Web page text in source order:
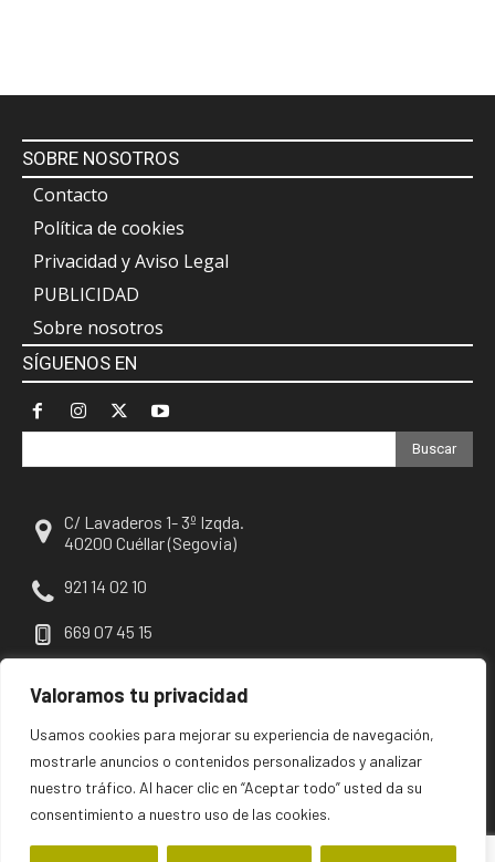
Valoramos tu privacidad
Usamos cookies para mejorar su experiencia de navegación,
mostrarle anuncios o contenidos personalizados y analizar
nuestro tráfico. Al hacer clic en “Aceptar todo” usted da su
consentimiento a nuestro uso de las cookies.
SOBRE NOSOTROS
Contacto
Política de cookies
Privacidad y Aviso Legal
PUBLICIDAD
Sobre nosotros
SÍGUENOS EN
Buscar
C/ Lavaderos 1- 3º Izqda.
40200 Cuéllar (Segovia)
921 14 02 10
669 07 45 15